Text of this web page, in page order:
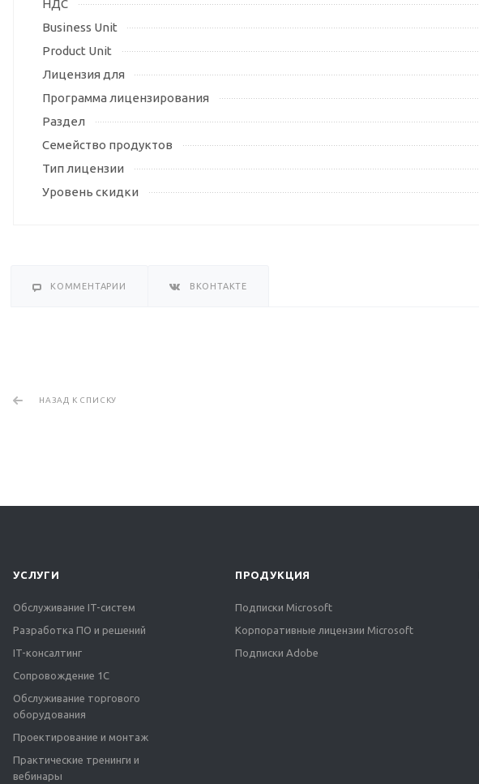
НДС
Business Unit
Product Unit
Лицензия для
Программа лицензирования
Раздел
Семейство продуктов
Тип лицензии
Уровень скидки
КОММЕНТАРИИ ВКОНТАКТЕ
НАЗАД К СПИСКУ
УСЛУГИ
Обслуживание IT-систем
Разработка ПО и решений
IT-консалтинг
Сопровождение 1С
Обслуживание торгового
оборудования
Проектирование и монтаж
Практические тренинги и
вебинары
ПРОДУКЦИЯ
Подписки Microsoft
Корпоративные лицензии Microsoft
Подписки Adobe